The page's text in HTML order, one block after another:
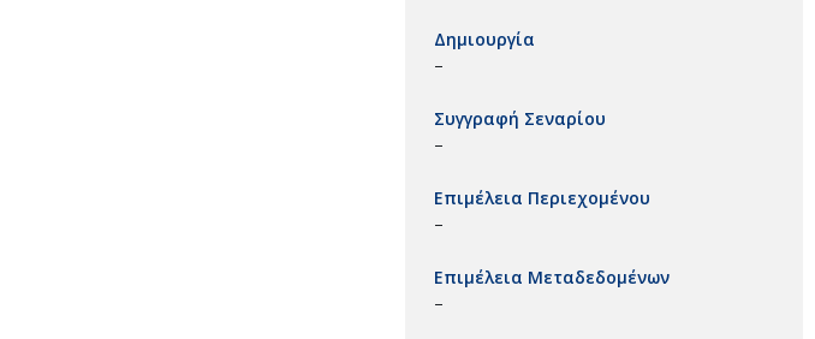
Δημιουργία
–
Συγγραφή Σεναρίου
–
Επιμέλεια Περιεχομένου
–
Επιμέλεια Μεταδεδομένων
–